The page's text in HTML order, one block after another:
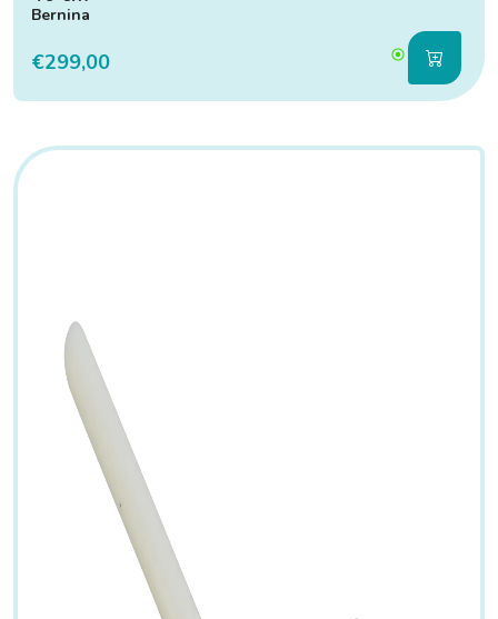
Bernina
€299,00